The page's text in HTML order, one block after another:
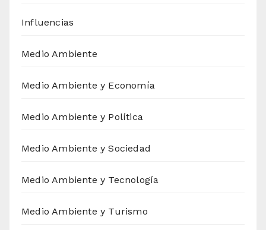
Influencias
Medio Ambiente
Medio Ambiente y Economía
Medio Ambiente y Política
Medio Ambiente y Sociedad
Medio Ambiente y Tecnología
Medio Ambiente y Turismo